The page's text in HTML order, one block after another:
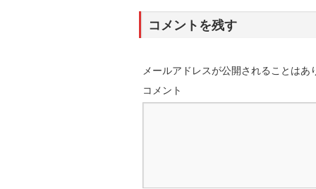
コメントを残す
メールアドレスが公開されることはあ
コメント